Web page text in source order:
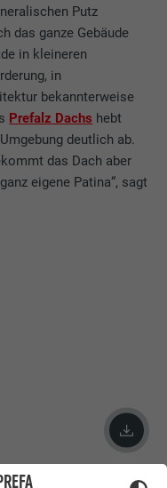
Putz
das ganze Gebäude
in kleineren
in
bekannterweise
Prefalz Dachs hebt
deutlich ab.
das Dach aber
eigene Patina“, sagt